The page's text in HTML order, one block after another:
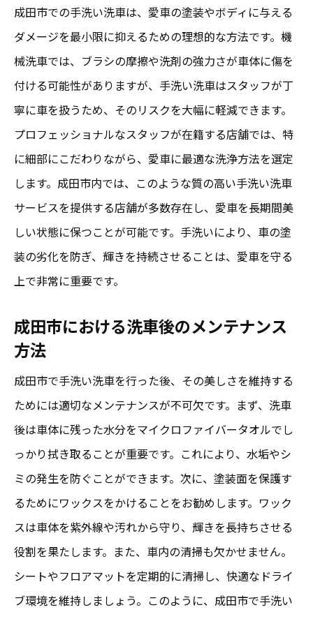
地域密着型サービスによる特典活用法
手洗い洗車で成田の愛車を輝かせる方法
正しい洗車ステップで愛車を守る
成田の気候に合わせた洗車タイミング
手洗い洗車の頻度と維持管理テクニック
洗車を楽しむための工夫とアイデア
成田で手洗い洗車を選ぶべき驚きの理由
手洗い洗車が環境に優しい理由
成田の洗車文化が教える車への愛
愛車の寿命を延ばす手洗いの効果
手洗い洗車が車の美しさを保つ秘訣
成田のプロフェッショナルが提供する安心
高品質なサービスを提供する成田の技術力
地域密着型サービスで得られる安心感
手洗い洗車の安全性と信頼性
成田の手洗い洗車業者の選び方
サービス紹介: 成田市でおすすめの洗車店
成田市での手洗い洗車は、愛車の塗装やボディに与える
ダメージを最小限に抑えるための理想的な方法です。機
械洗車では、ブラシの摩擦や洗剤の強力さが車体に傷を
付ける可能性がありますが、手洗い洗車はスタッフが丁
寧に車を扱うため、そのリスクを大幅に軽減できます。
プロフェッショナルなスタッフが在籍する店舗では、特
に細部にこだわりながら、愛車に最適な洗浄方法を選定
します。成田市内では、このような質の高い手洗い洗車
サービスを提供する店舗が多数存在し、愛車を長期間美
しい状態に保つことが可能です。手洗いにより、車の塗
装の劣化を防ぎ、輝きを持続させることは、愛車を守る
上で非常に重要です。
成田市における洗車後のメンテナンス
方法
成田市で手洗い洗車を行った後、その美しさを維持する
ためには適切なメンテナンスが不可欠です。まず、洗車
後は車体に残った水分をマイクロファイバータオルでし
っかり拭き取ることが重要です。これにより、水垢やシ
ミの発生を防ぐことができます。次に、塗装面を保護す
るためにワックスをかけることをお勧めします。ワック
スは車体を紫外線や汚れから守り、輝きを長持ちさせる
役割を果たします。また、車内の清掃も欠かせません。
シートやフロアマットを定期的に清掃し、快適なドライ
ブ環境を維持しましょう。このように、成田市で手洗い